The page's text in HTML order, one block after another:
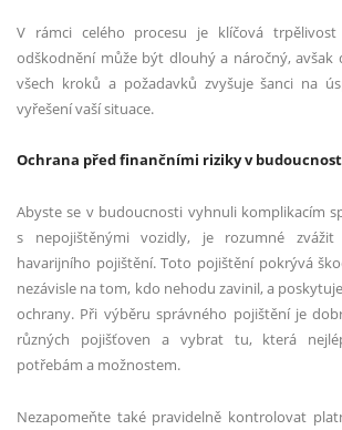
V rámci celého procesu je klíčová trpělivost
odškodnění může být dlouhý a náročný, avšak
všech kroků a požadavků zvyšuje šanci na
vyřešení vaší situace.
Ochrana před finančními riziky v
Abyste se v budoucnosti vyhnuli komplikacím
s nepojištěnými vozidly, je rozumné zvážit
havarijního pojištění. Toto pojištění pokrývá
nezávisle na tom, kdo nehodu zavinil, a
ochrany. Při výběru správného pojištění je
různých pojišťoven a vybrat tu, která
potřebám a možnostem.
Nezapomeňte také pravidelně kontrolovat